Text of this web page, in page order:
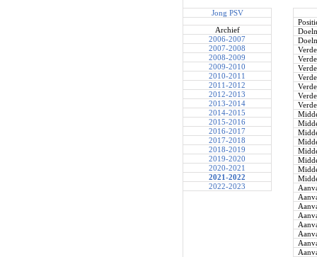
Jong PSV
Archief
2006-2007
2007-2008
2008-2009
2009-2010
2010-2011
2011-2012
2012-2013
2013-2014
2014-2015
2015-2016
2016-2017
2017-2018
2018-2019
2019-2020
2020-2021
2021-2022
2022-2023